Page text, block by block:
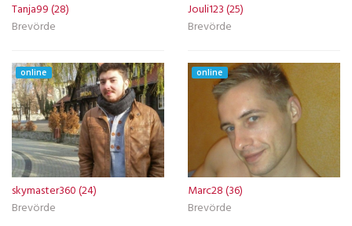
Tanja99 (28)
Brevörde
Jouli123 (25)
Brevörde
online
skymaster360 (24)
Brevörde
online
Marc28 (36)
Brevörde